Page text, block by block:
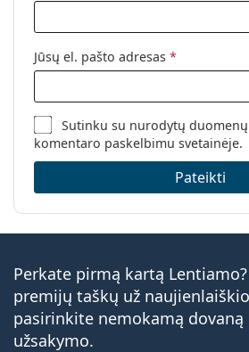
Jūsų el. pašto adresas *
Sutinku su nurodytų
komentaro paskelbimu svetainėje.
Pateikti
Perkate pirmą kartą
premijų taškų už
pasirinkite nemokamą
užsakymo.